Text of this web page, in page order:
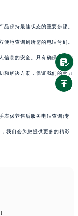
品保持最佳状态的重要步骤。
便地查询到所需的电话号码。
信息的安全。只有确保所查询
和解决方案，保证我们的劳力
表保养售后服务电话查询(专
我们会为您提供更多的精彩